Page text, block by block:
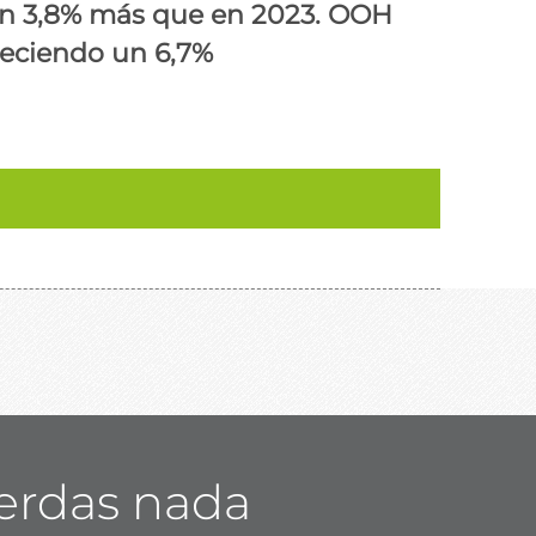
más que en 2023. OOH
un 6,7%
nada